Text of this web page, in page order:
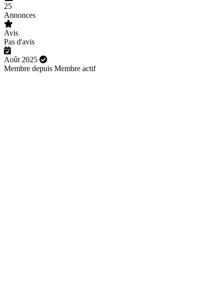
25
Annonces
Avis
Pas d'avis
Août 2025
Membre depuis Membre actif